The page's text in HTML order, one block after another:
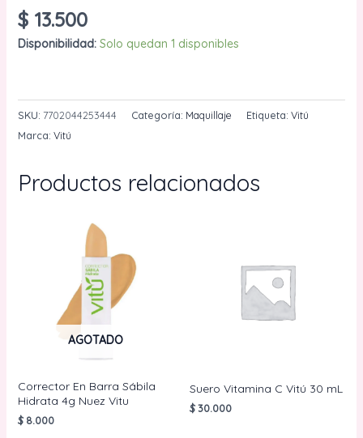
$13.500
Disponibilidad: Solo quedan 1 disponibles
Colageno
Y
11g
Vitu
SKU: 7702044253444 Categoría: Maquillaje Etiqueta: Vitú
Marca: Vitú
Productos relacionados
AGOTADO
Corrector En Barra Sábila
Hidrata 4g Nuez Vitu
$8.000
Suero Vitamina C Vitú 30 mL
$30.000